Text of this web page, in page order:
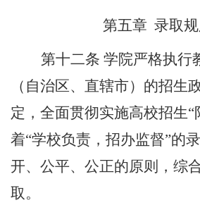
第五章 录取规
第十二条 学院严格执行
（自治区、直辖市）的招生
定，全面贯彻实施高校招生“
着“学校负责，招办监督”的
开、公平、公正的原则，综
取。